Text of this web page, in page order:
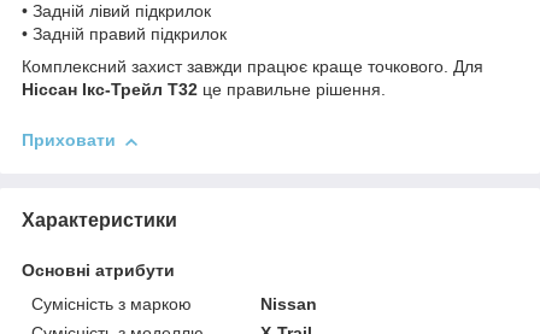
• Задній лівий підкрилок
• Задній правий підкрилок
Комплексний захист завжди працює краще точкового. Для
Ніссан Ікс-Трейл Т32 це правильне рішення.
Приховати
Характеристики
Основні атрибути
Сумісність з маркою
Nissan